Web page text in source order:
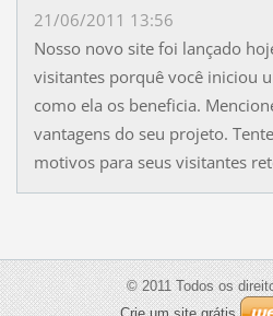
21/06/2011 13:56
Nosso novo site foi lançado
visitantes porquê você iniciou
como ela os beneficia.
vantagens do seu projeto.
motivos para seus visitantes
© 2011 Todos os